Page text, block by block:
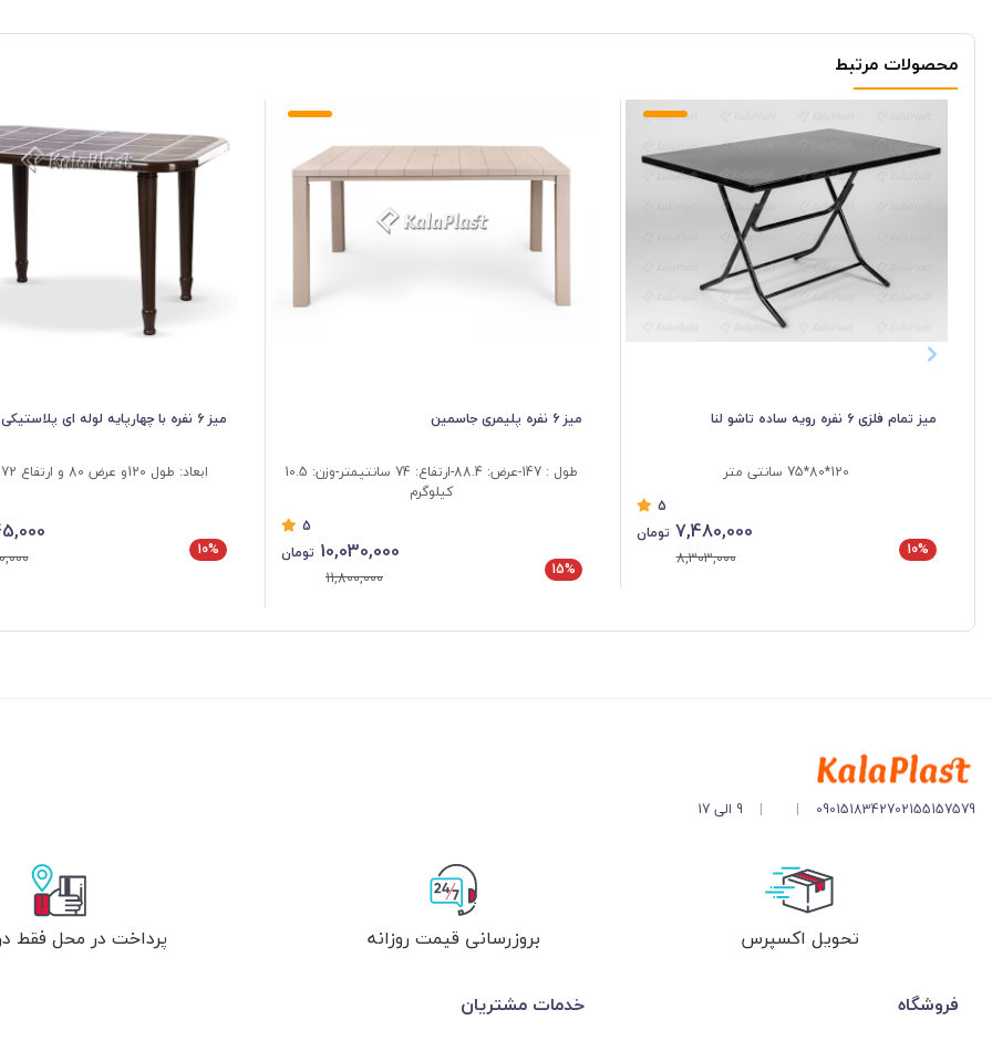
مشخصات محصول
کد : 205
پیشنهاد می کنیم با دیگر محصولات موجود در کالاپلاست نیز آشنا شوید ، به عنوان نمونه صندلی دسته دار پالیز کد 505 از
محصولات مرتبط
میز تمام فلزی 6 نفره رویه ساده تاشو لنا
120*80*75 سانتی متر
5
10%
7,480,000 تومان
8,303,000
میز 6 نفره پلیمری جاسمین
طول : 147-عرض: 88.4-ارتفاع: 74 سانتیمتر-وزن: 10.5
کیلوگرم
5
15%
10,030,000 تومان
11,800,000
میز 6 نفره با چهارپایه لوله ای پلاستیکی کد512
ابعاد: طول 120و عرض 80 و ارتفاع 72 سانتیمتر
10%
02155157579
09015183427
|
| 9 الی 17
تحویل اکسپرس بروزرسانی قیمت روزانه پرداخت در محل فقط
فروشگاه خدمات مشتریان